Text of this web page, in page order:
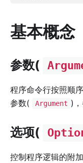
基本概念
参数(
程序命令行按照顺
参数(
Argument )
选项(
控制程序逻辑的附